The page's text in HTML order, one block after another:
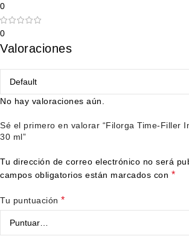
0
0
Valoraciones
No hay valoraciones aún.
Sé el primero en valorar “Filorga Time-Filler
30 ml”
Tu dirección de correo electrónico no será
campos obligatorios están marcados con *
Tu puntuación *